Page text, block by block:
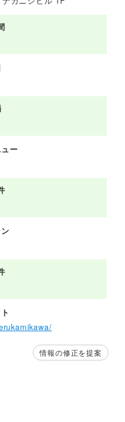
ー
情報の修正を提案